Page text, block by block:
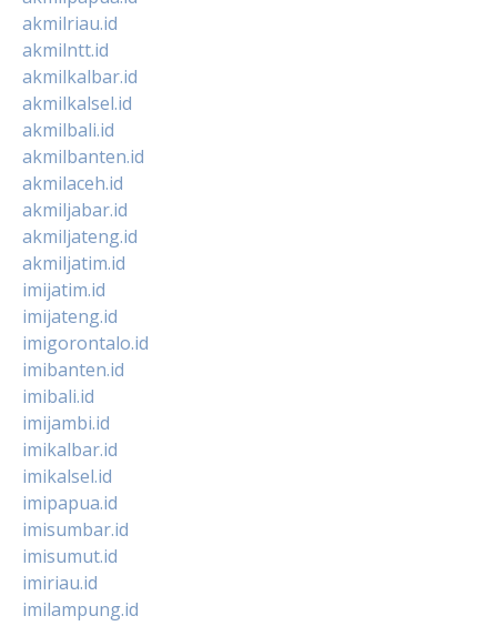
akmilriau.id
akmilntt.id
akmilkalbar.id
akmilkalsel.id
akmilbali.id
akmilbanten.id
akmilaceh.id
akmiljabar.id
akmiljateng.id
akmiljatim.id
imijatim.id
imijateng.id
imigorontalo.id
imibanten.id
imibali.id
imijambi.id
imikalbar.id
imikalsel.id
imipapua.id
imisumbar.id
imisumut.id
imiriau.id
imilampung.id